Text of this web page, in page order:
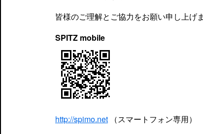
皆様のご理解とご協力をお願い申し上げま
SPITZ mobile
http://spimo.net （スマートフォン専用）